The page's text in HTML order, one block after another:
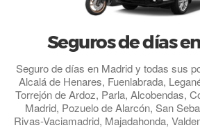
Seguros de días
Seguro de días en Madrid y todas sus
Alcalá de Henares, Fuenlabrada,
Torrejón de Ardoz, Parla, Alcobendas,
Madrid, Pozuelo de Alarcón, San
Rivas-Vaciamadrid, Majadahonda,